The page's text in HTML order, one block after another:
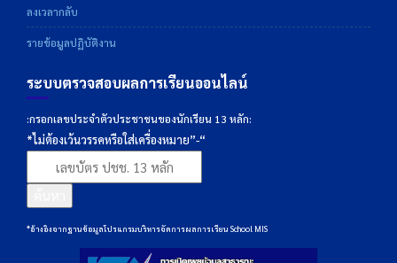
ลงเวลากลับ
รายข้อมูลปฏิบัติงาน
ระบบตรวจสอบผลการเรียนออนไลน์
:กรอกเลขประจำตัวประชาชนของนักเรียน 13 หลัก:
*ไม่ต้องเว้นวรรคหรือใส่เครื่องหมาย”-“
*อ้างอิงจากฐานข้อมูลโปรแกรมบริหารจัดการผลการเรียน School MIS